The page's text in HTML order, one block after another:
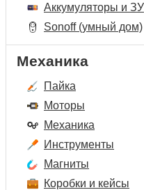
Аккумуляторы и ЗУ
Sonoff (умный дом)
Механика
Пайка
Моторы
Механика
Инструменты
Магниты
Коробки и кейсы